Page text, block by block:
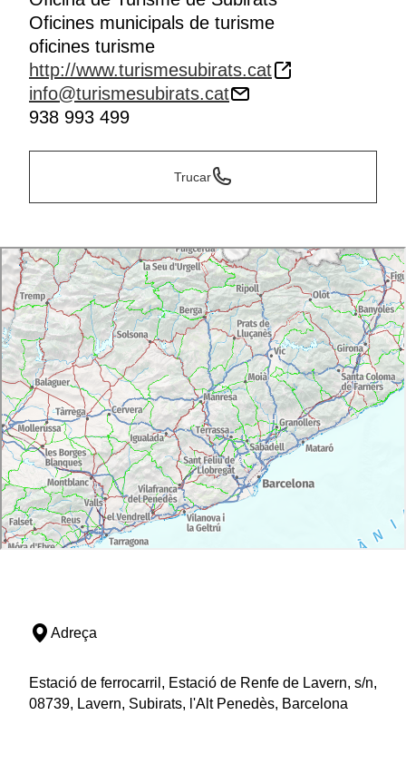
Oficines municipals de turisme
oficines turisme
http://www.turismesubirats.cat
info@turismesubirats.cat
938 993 499
Trucar
Adreça
Estació de ferrocarril, Estació de Renfe de Lavern, s/n,
08739, Lavern, Subirats, l'Alt Penedès, Barcelona